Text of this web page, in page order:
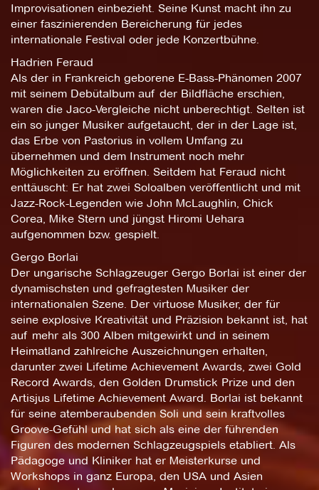
Improvisationen einbezieht. Seine Kunst macht ihn zu
einer faszinierenden Bereicherung für jedes
internationale Festival oder jede Konzertbühne.
Hadrien Feraud
Als der in Frankreich geborene E-Bass-Phänomen 2007
mit seinem Debütalbum auf der Bildfläche erschien,
waren die Jaco-Vergleiche nicht unberechtigt. Selten ist
ein so junger Musiker aufgetaucht, der in der Lage ist,
das Erbe von Pastorius in vollem Umfang zu
übernehmen und dem Instrument noch mehr
Möglichkeiten zu eröffnen. Seitdem hat Feraud nicht
enttäuscht: Er hat zwei Soloalben veröffentlicht und mit
Jazz-Rock-Legenden wie John McLaughlin, Chick
Corea, Mike Stern und jüngst Hiromi Uehara
aufgenommen bzw. gespielt.
Gergo Borlai
Der ungarische Schlagzeuger Gergo Borlai ist einer der
dynamischsten und gefragtesten Musiker der
internationalen Szene. Der virtuose Musiker, der für
seine explosive Kreativität und Präzision bekannt ist, hat
auf mehr als 300 Alben mitgewirkt und in seinem
Heimatland zahlreiche Auszeichnungen erhalten,
darunter zwei Lifetime Achievement Awards, zwei Gold
Record Awards, den Golden Drumstick Prize und den
Artisjus Lifetime Achievement Award. Borlai ist bekannt
für seine atemberaubenden Soli und sein kraftvolles
Groove-Gefühl und hat sich als eine der führenden
Figuren des modernen Schlagzeugspiels etabliert. Als
Pädagoge und Kliniker hat er Meisterkurse und
Workshops in ganz Europa, den USA und Asien